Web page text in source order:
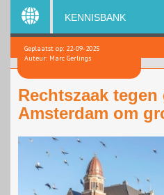
KENNISBANK
Geplaatst op: 22-09-2025
Auteur: Marc Gerlings
Rechtszaak tegen
Amsterdam om